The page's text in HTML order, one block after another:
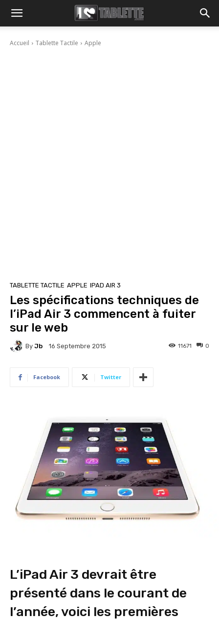
Accueil Tablette Tactile Apple
TABLETTE TACTILE APPLE IPAD AIR 3
Les spécifications techniques de
l’iPad Air 3 commencent à fuiter
sur le web
By Jb 16 Septembre 2015 0
11671
Facebook Twitter
L’iPad Air 3 devrait être
présenté dans le courant de
l’année, voici les premières